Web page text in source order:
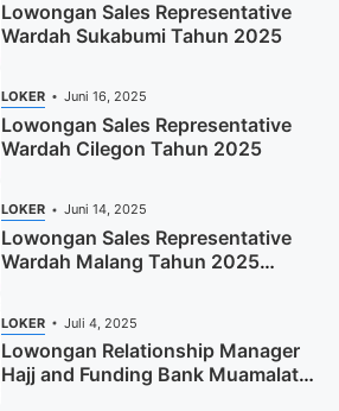
Lowongan Sales Representative
Wardah Sukabumi Tahun 2025
LOKER Juni 16, 2025
Lowongan Sales Representative
Wardah Cilegon Tahun 2025
LOKER Juni 14, 2025
Lowongan Sales Representative
Wardah Malang Tahun 2025
LOKER Juli 4, 2025
Lowongan Relationship Manager
Hajj and Funding Bank Muamalat